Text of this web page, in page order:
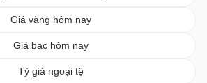
Giá vàng hôm nay
Giá bạc hôm nay
Tỷ giá ngoại tệ